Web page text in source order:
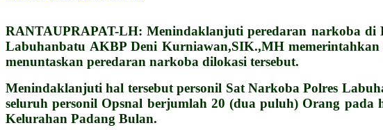
RANTAUPRAPAT-LH: Menindaklanjuti peredaran narkoba di
Labuhanbatu AKBP Deni Kurniawan,SIK.,MH
menuntaskan peredaran narkoba dilokasi tersebut.
Menindaklanjuti hal tersebut personil Sat Narkoba Polres
seluruh personil Opsnal berjumlah 20 (dua puluh) Orang
Kelurahan Padang Bulan.